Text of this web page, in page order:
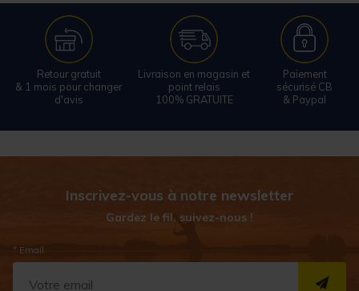
Retour gratuit
& 1 mois pour changer
d'avis
Livraison en magasin et
point relais
100% GRATUITE
Paiement
sécurisé CB
& Paypal
Inscrivez-vous à notre newsletter
Gardez le fil, suivez-nous !
* Email